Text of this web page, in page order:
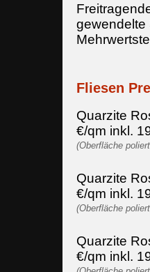
gewendelte
Fliesen
Quarzite
€/qm inkl.
(Oberfläche
Quarzite
€/qm inkl.
(Oberfläche
Quarzite
€/qm inkl.